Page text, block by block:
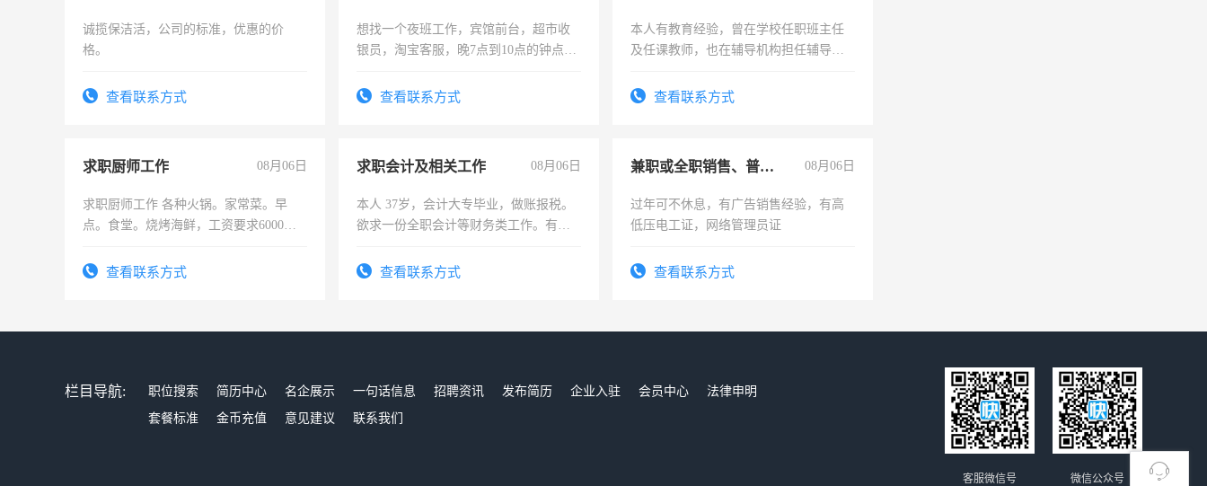
诚揽保洁活，公司的标准，优惠的价
格。
查看联系方式
想找一个夜班工作，宾馆前台，超市收
银员，淘宝客服，晚7点到10点的钟点
号同微信查看联系方式
本人有教育经验，曾在学校任职班主任
及任课教师，也在辅导机构担任辅导教
查看联系方式
求职厨师工作 08月06日
求职厨师工作 各种火锅。家常菜。早
点。食堂。烧烤海鲜，工资要求6000以
查看联系方式
求职会计及相关工作 08月06日
本人 37岁，会计大专毕业，做账报税。
欲求一份全职会计等财务类工作。有会
查看联系方式
兼职或全职销售、普工、维修 08月06日
过年可不休息，有广告销售经验，有高
低压电工证，网络管理员证
查看联系方式
栏目导航: 职位搜索 简历中心 名企展示 一句话信息 招聘资讯 发布简历 企业入驻 会员中心
法律申明
套餐标准
金币充值 意见建议 联系我们
微信公众号
客服微信号